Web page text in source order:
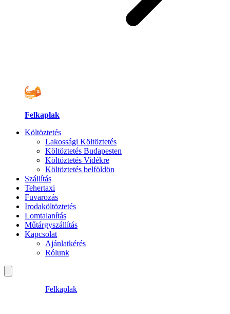
Felkaplak
Költöztetés
Lakossági Költöztetés
Költöztetés Budapesten
Költöztetés Vidékre
Költöztetés belföldön
Szállítás
Tehertaxi
Fuvarozás
Irodaköltöztetés
Lomtalanítás
Műtárgyszállítás
Kapcsolat
Ajánlatkérés
Rólunk
Felkaplak